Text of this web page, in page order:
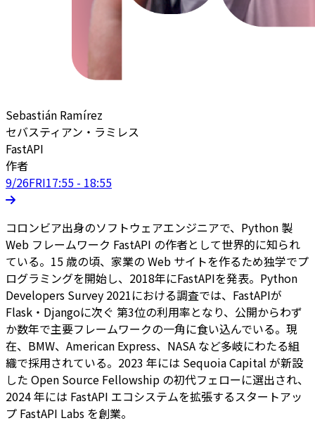
Sebastián Ramírez
セバスティアン・ラミレス
FastAPI
作者
9/26FRI17:55 - 18:55
コロンビア出身のソフトウェアエンジニアで、Python 製
Web フレームワーク FastAPI の作者として世界的に知られ
ている。15 歳の頃、家業の Web サイトを作るため独学でプ
ログラミングを開始し、2018年にFastAPIを発表。Python
Developers Survey 2021における調査では、FastAPIが
Flask・Djangoに次ぐ 第3位の利用率となり、公開からわず
か数年で主要フレームワークの一角に食い込んでいる。現
在、BMW、American Express、NASA など多岐にわたる組
織で採用されている。2023 年には Sequoia Capital が新設
した Open Source Fellowship の初代フェローに選出され、
2024 年には FastAPI エコシステムを拡張するスタートアッ
プ FastAPI Labs を創業。